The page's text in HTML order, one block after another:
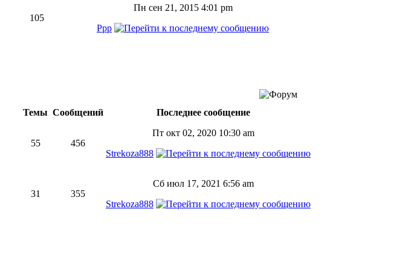
105
Пн сен 21, 2015 4:01 pm
Ррр
Темы Сообщений
Последнее сообщение
55 456
Пт окт 02, 2020 10:30 am
Strekoza888
31 355
Сб июл 17, 2021 6:56 am
Strekoza888